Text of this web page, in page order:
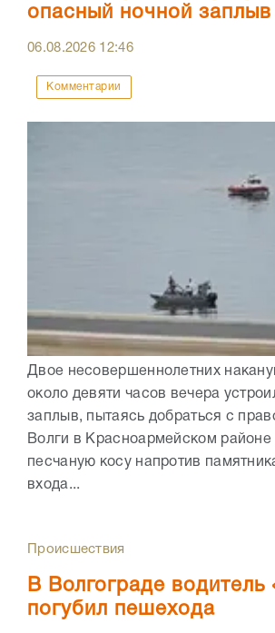
опасный ночной заплыв
06.08.2026 12:46
Комментарии
Двое несовершеннолетних
около девяти часов вечера
заплыв, пытаясь добраться с
Волги в Красноармейском районе
песчаную косу напротив
входа...
Происшествия
В Волгограде водитель
погубил пешехода